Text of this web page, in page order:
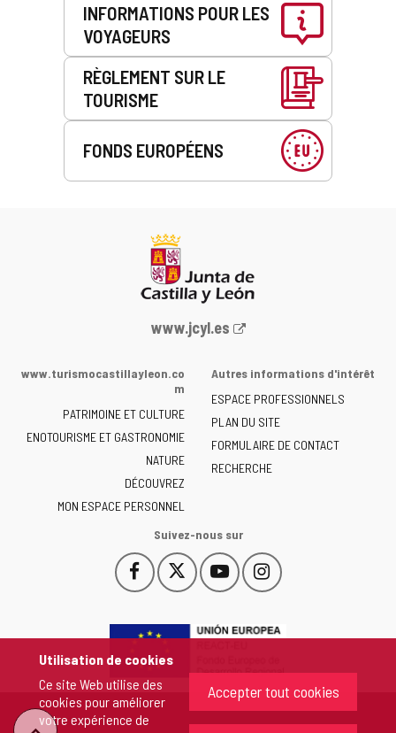
Utilisation de cookies
Ce site Web utilise des
cookies pour améliorer
votre expérience de
Accepter tout cookies
INFORMATIONS POUR LES
VOYAGEURS
RÈGLEMENT SUR LE
TOURISME
FONDS EUROPÉENS
Portail
la
de
Castilla
y
León
-
www.jcyl.es
www.turismocastillayleon.co
m
PATRIMOINE ET CULTURE
ENOTOURISME ET GASTRONOMIE
NATURE
DÉCOUVREZ
MON ESPACE PERSONNEL
Autres informations d'intérêt
ESPACE PROFESSIONNELS
PLAN DU SITE
FORMULAIRE DE CONTACT
RECHERCHE
Suivez-nous sur
Facebook
Este
enlace
abrirá
una
ventana
nueva.
Este
enlace
abrirá
ventana
nueva.
YouTube
Este
enlace
abrirá
ventana
nueva.
Instagram
Este
enlace
abrirá
ventana
nueva.
"Retour